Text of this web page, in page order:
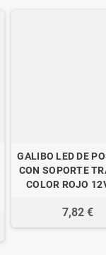
GALIBO LED DE
CON SOPORTE
COLOR ROJO
7,82 €